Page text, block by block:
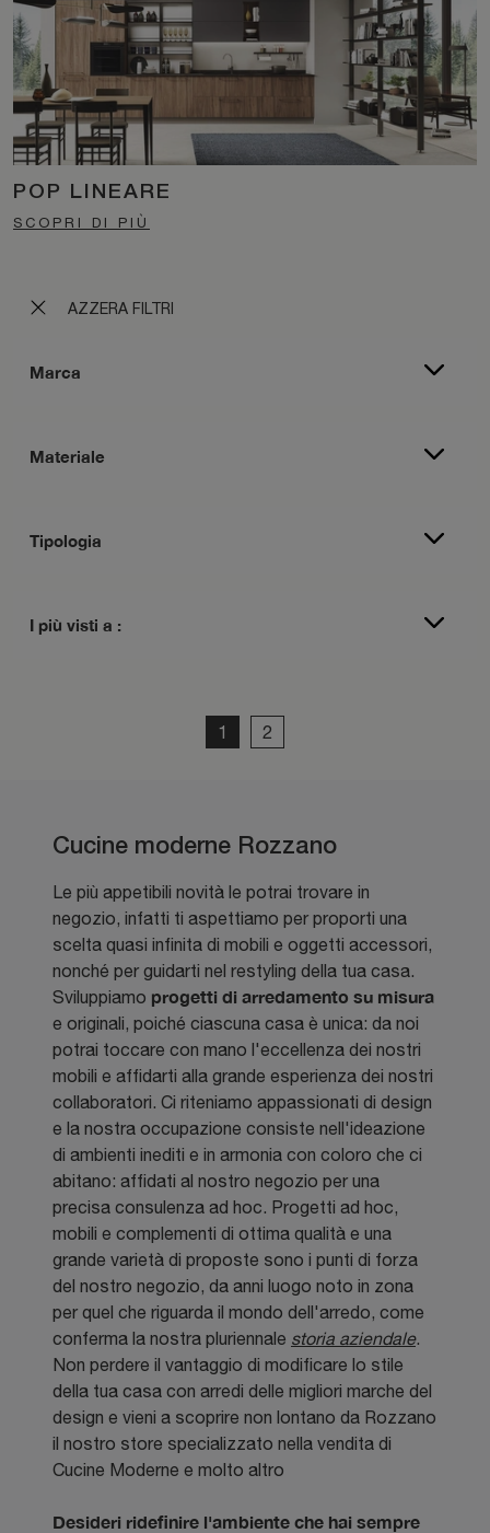
AZZERA FILTRI
Marca
Materiale
Tipologia
I più visti a :
POP LINEARE
SCOPRI DI PIÙ
1 2
Cucine moderne Rozzano
Le più appetibili novità le potrai trovare in
negozio, infatti ti aspettiamo per proporti una
scelta quasi infinita di mobili e oggetti accessori,
nonché per guidarti nel restyling della tua casa.
Sviluppiamo progetti di arredamento su misura
e originali, poiché ciascuna casa è unica: da noi
potrai toccare con mano l'eccellenza dei nostri
mobili e affidarti alla grande esperienza dei nostri
collaboratori. Ci riteniamo appassionati di design
e la nostra occupazione consiste nell'ideazione
di ambienti inediti e in armonia con coloro che ci
abitano: affidati al nostro negozio per una
precisa consulenza ad hoc. Progetti ad hoc,
mobili e complementi di ottima qualità e una
grande varietà di proposte sono i punti di forza
del nostro negozio, da anni luogo noto in zona
per quel che riguarda il mondo dell'arredo, come
conferma la nostra pluriennale storia aziendale.
Non perdere il vantaggio di modificare lo stile
della tua casa con arredi delle migliori marche del
design e vieni a scoprire non lontano da Rozzano
il nostro store specializzato nella vendita di
Cucine Moderne e molto altro
Desideri ridefinire l'ambiente che hai sempre